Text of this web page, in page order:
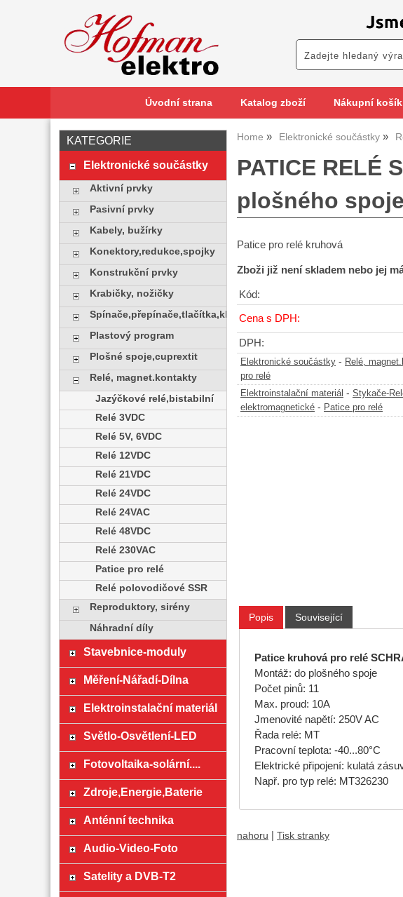
Úvodní strana Katalog zboží Nákupní košík
Home Elektronické součástky
PATICE RELÉ
plošného
Patice pro relé kruhová
Zboži již není skladem nebo jej
Kód:
Cena s DPH:
DPH:
Elektronické součástky - Relé,
pro relé
Elektroinstalační materiál - Stykače-
elektromagnetické - Patice pro relé
Popis Související
Patice kruhová pro relé
Montáž: do plošného spoje
Počet pinů: 11
Max. proud: 10A
Jmenovité napětí: 250V AC
Řada relé: MT
Pracovní teplota: -40...80°C
Elektrické připojení: kulatá
Např. pro typ relé: MT326230
nahoru Tisk stranky
KATEGORIE
Elektronické součástky
Aktivní prvky
Pasivní prvky
Kabely, bužírky
Konektory,redukce,spojky
Konstrukční prvky
Krabičky, nožičky
Spínače,přepínače,tlačítka,klávesy
Plastový program
Plošné spoje,cuprextit
Relé, magnet.kontakty
Jazýčkové relé,bistabilní
Relé 3VDC
Relé 5V, 6VDC
Relé 12VDC
Relé 21VDC
Relé 24VDC
Relé 24VAC
Relé 48VDC
Relé 230VAC
Patice pro relé
Relé polovodičové SSR
Reproduktory, sirény
Náhradní díly
Stavebnice-moduly
Měření-Nářadí-Dílna
Elektroinstalační materiál
Světlo-Osvětlení-LED
Fotovoltaika-solární....
Zdroje,Energie,Baterie
Anténní technika
Audio-Video-Foto
Satelity a DVB-T2